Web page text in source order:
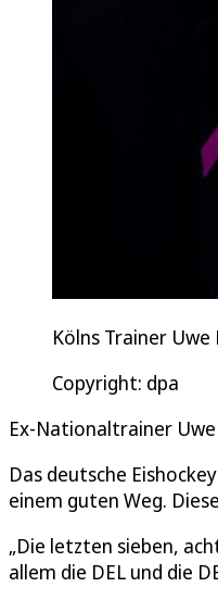
Kölns Trainer Uwe
Copyright: dpa
Ex-Nationaltrainer
Das deutsche
einem guten Weg.
„Die letzten sieben,
allem die DEL und die